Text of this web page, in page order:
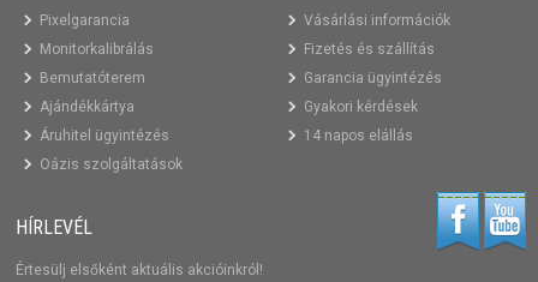
Pixelgarancia
Monitorkalibrálás
Bemutatóterem
Ajándékkártya
Áruhitel ügyintézés
Oázis szolgáltatások
Vásárlási információk
Fizetés és szállítás
Garancia ügyintézés
Gyakori kérdések
14 napos elállás
HÍRLEVÉL
Értesülj elsőként aktuális akcióinkról!